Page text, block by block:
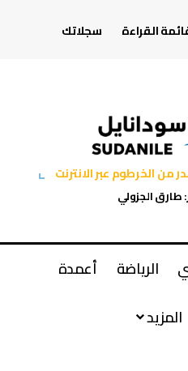
القراءة
سجلاتك
الخرطوم عبر الانترنت
طارق الجزولي
الرياضة
أعمدة
المزيد